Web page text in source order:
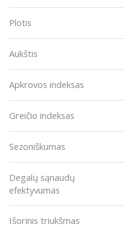
Plotis
Aukštis
Apkrovos indeksas
Greičio indeksas
Sezoniškumas
Degalų sąnaudų
efektyvumas
Išorinis triukšmas